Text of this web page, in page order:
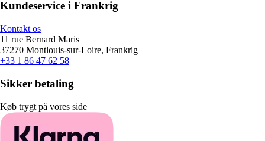
Kundeservice i Frankrig
Kontakt os
11 rue Bernard Maris
37270 Montlouis-sur-Loire, Frankrig
+33 1 86 47 62 58
Sikker betaling
Køb trygt på vores side